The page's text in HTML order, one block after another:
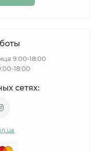
9:00-18:00
18:00
сетях: